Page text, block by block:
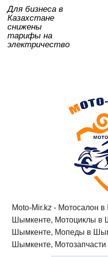
Для бизнеса в
Казахстане
снижены
тарифы на
электричество
Moto-Mir.kz - Мотосалон
Шымкенте, Мотоциклы в
Шымкенте, Мопеды в
Шымкенте,